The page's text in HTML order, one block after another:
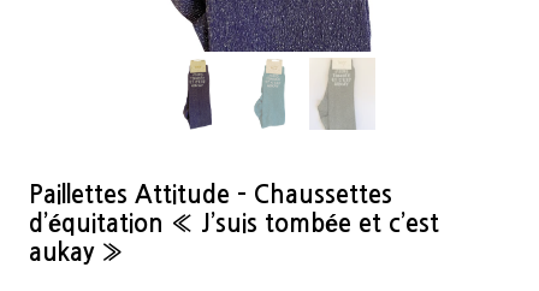
Paillettes Attitude – Chaussettes
d’équitation « J’suis tombée et c’est
aukay »